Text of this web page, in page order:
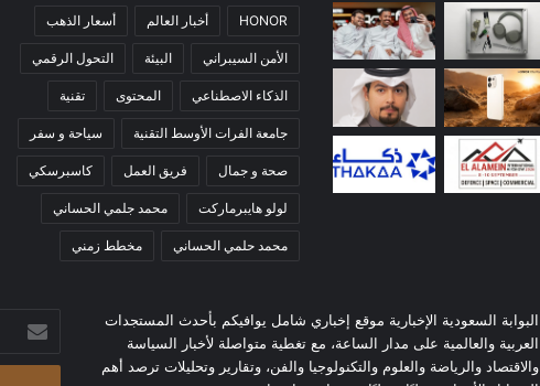
HONOR أخبار العالم أسعار الذهب
الأمن السيبراني البيئة التحول الرقمي
الذكاء الاصطناعي المحتوى تقنية
جامعة الفرات الأوسط التقنية سياحة و سفر
صحة و جمال فريق العمل كاسبرسكي
لولو هايبرماركت محمد جلمي الحساني
محمد حلمي الحساني مخطط زمني
البوابة السعودية الإخبارية موقع إخباري شامل يوافيكم بأحدث المستجدات
العربية والعالمية على مدار الساعة، مع تغطية متواصلة لأخبار السياسة
والاقتصاد والرياضة والعلوم والتكنولوجيا والفن، وتقارير وتحليلات ترصد أهم
بريدك
الإلكتروني